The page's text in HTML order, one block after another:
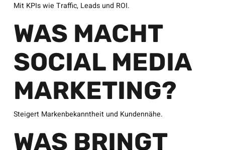
Mit KPIs wie Traffic, Leads und ROI.
WAS MACHT
SOCIAL MEDIA
MARKETING?
Steigert Markenbekanntheit und Kundennähe.
WAS BRINGT